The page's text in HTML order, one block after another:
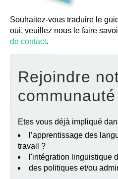
Souhaitez-vous traduire le
oui, veuillez nous le faire
de contact.
Rejoindre
communauté
Etes vous déjà impliqué
l’apprentissage des
travail ?
l'intégration linguistique
des politiques et/ou